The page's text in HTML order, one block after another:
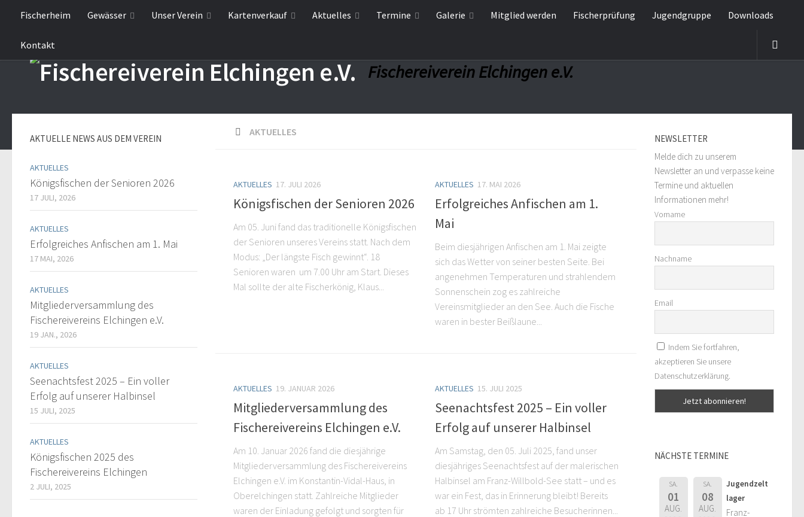
Fischerheim Gewässer Unser Verein Kartenverkauf Aktuelles Termine Galerie Mitglied werden Fischerprüfung Jugendgruppe Downloads
Kontakt
Fischereiverein Elchingen e.V.
AKTUELLES
AKTUELLES 17. JULI 2026
Königsfischen der Senioren 2026
Am 05. Juni fand das traditionelle Königsfischen
der Senioren unseres Vereins statt. Nach dem
Modus: „Der längste Fisch gewinnt“. 18
Senioren waren um 7.00 Uhr am Start. Dieses
Mal sollte der alte Fischerkönig, Klaus...
AKTUELLES 17. MAI 2026
Erfolgreiches Anfischen am 1.
Mai
Beim diesjährigen Anfischen am 1. Mai zeigte
sich das Wetter von seiner besten Seite. Bei
angenehmen Temperaturen und strahlendem
Sonnenschein zog es zahlreiche
Vereinsmitglieder an den See. Auch die Fische
waren in bester Beißlaune...
AKTUELLES 19. JANUAR 2026
Mitgliederversammlung des
Fischereivereins Elchingen e.V.
Am 10. Januar 2026 fand die diesjährige
Mitgliederversammlung des Fischereivereins
Elchingen e.V. im Konstantin-Vidal-Haus, in
Oberelchingen statt. Zahlreiche Mitglieder
waren der Einladung gefolgt und sorgten für
AKTUELLES 15. JULI 2025
Seenachtsfest 2025 – Ein voller
Erfolg auf unserer Halbinsel
Am Samstag, den 05. Juli 2025, fand unser
diesjähriges Seenachtsfest auf der malerischen
Halbinsel am Franz-Willbold-See statt – und es
war ein Fest, das in Erinnerung bleibt! Bereits
ab 17 Uhr strömten zahlreiche Besucherinnen...
AKTUELLE NEWS AUS DEM VEREIN
AKTUELLES
Königsfischen der Senioren 2026
17 JULI, 2026
AKTUELLES
Erfolgreiches Anfischen am 1. Mai
17 MAI, 2026
AKTUELLES
Mitgliederversammlung des
Fischereivereins Elchingen e.V.
19 JAN., 2026
AKTUELLES
Seenachtsfest 2025 – Ein voller
Erfolg auf unserer Halbinsel
15 JULI, 2025
AKTUELLES
Königsfischen 2025 des
Fischereivereins Elchingen
2 JULI, 2025
NEWSLETTER
Melde dich zu unserem
Newsletter an und verpasse keine
Termine und aktuellen
Informationen mehr!
Vorname
Nachname
Email
Indem Sie fortfahren,
akzeptieren Sie unsere
Datenschutzerklärung.
NÄCHSTE TERMINE
SA.
01
AUG.
SA.
08
AUG.
Jugendzelt
lager
Franz-